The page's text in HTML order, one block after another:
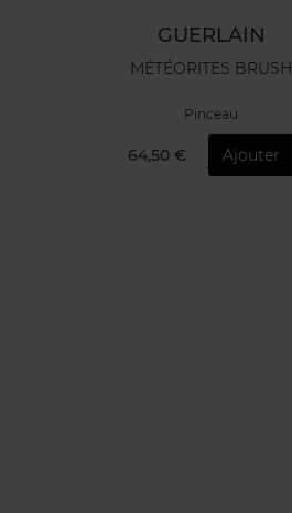
GUERLAIN
MÉTÉORITES BRUSH
Pinceau
64,50 € Ajouter